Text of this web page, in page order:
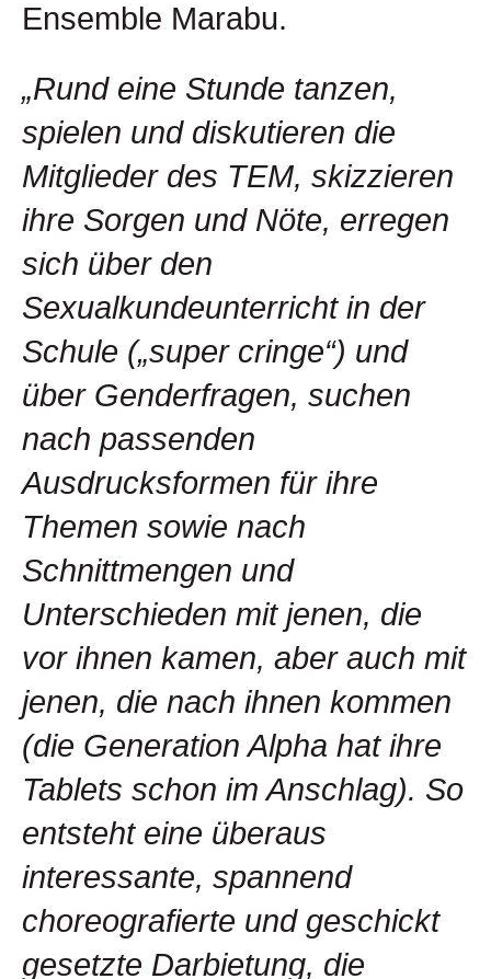
Ensemble Marabu.
„Rund eine Stunde tanzen,
spielen und diskutieren die
Mitglieder des TEM, skizzieren
ihre Sorgen und Nöte, erregen
sich über den
Sexualkundeunterricht in der
Schule („super cringe“) und
über Genderfragen, suchen
nach passenden
Ausdrucksformen für ihre
Themen sowie nach
Schnittmengen und
Unterschieden mit jenen, die
vor ihnen kamen, aber auch mit
jenen, die nach ihnen kommen
(die Generation Alpha hat ihre
Tablets schon im Anschlag). So
entsteht eine überaus
interessante, spannend
choreografierte und geschickt
gesetzte Darbietung, die